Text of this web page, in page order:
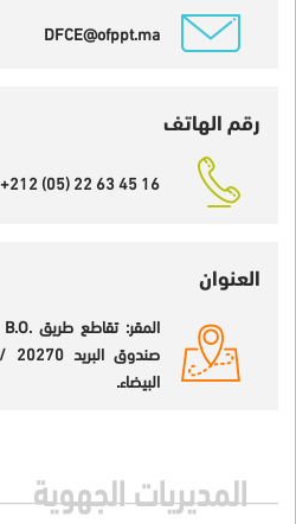
DFCE@ofppt.ma
رقم الهاتف
+212 (05) 22 63 45 16
العنوان
البيضاء.
المديريات الجهوية